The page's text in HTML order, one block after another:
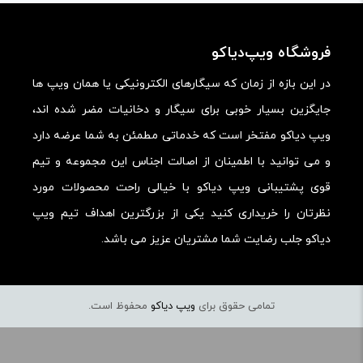
فروشگاه ویپ‌دیاکو
در این بازه از زمان که سیگارهای الکترونیکی یا همان ویپ ها
جایگزین بسیار خوبی برای سیگار و دخانیات مضر شده اند،
ویپ دیاکو مفتخر است که خدماتی مطمئن به شما عرضه دارد
و می توانید با اطمینان از اصالت اجناس این مجموعه و تیم
قوی پشتیبانی ویپ دیاکو با خیالی راحت محصولات مورد
نظرتان را خریداری کنید یکی از بزرگترین اهداف تیم ویپ
دیاکو جلب رضایت شما مشتریان عزیز می باشد.
تمامی حقوق برای ویپ دیاکو محفوظ است.